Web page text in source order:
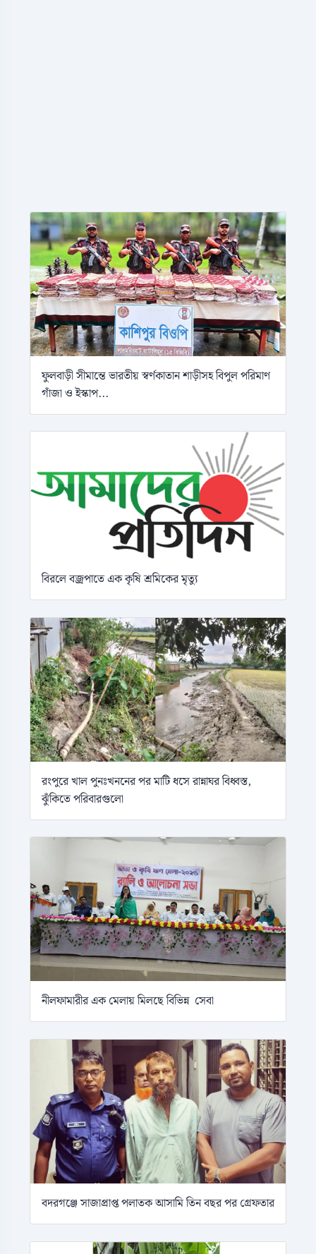
ফুলবাড়ী সীমান্তে ভারতীয় স্বর্ণকাতান শাড়ীসহ বিপুল পরিমাণ
গাঁজা ও ইস্কাপ...
বিরলে বজ্রপাতে এক কৃষি শ্রমিকের মৃত্যু
রংপুরে খাল পুনঃখননের পর মাটি ধসে রান্নাঘর বিধ্বস্ত,
ঝুঁকিতে পরিবারগুলো
নীলফামারীর এক মেলায় মিলছে বিভিন্ন সেবা
বদরগঞ্জে সাজাপ্রাপ্ত পলাতক আসামি তিন বছর পর গ্রেফতার